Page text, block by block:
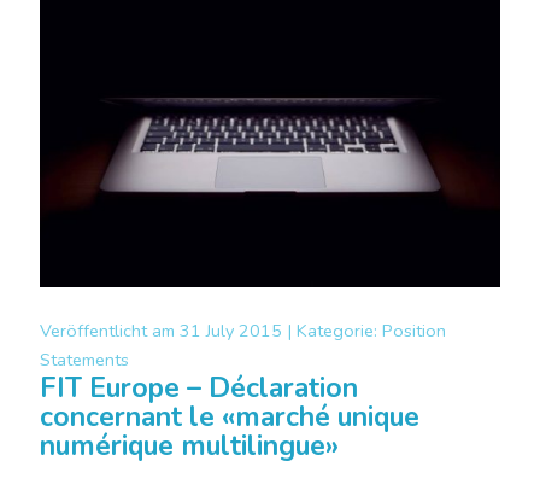
Veröffentlicht am 31 July 2015 | Kategorie: Position
Statements
FIT Europe – Déclaration
concernant le «marché unique
numérique multilingue»